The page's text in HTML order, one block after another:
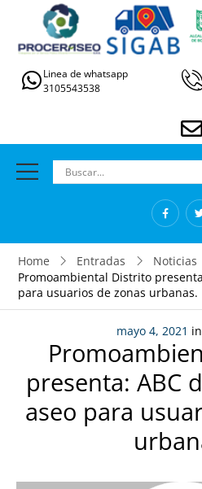
Linea de whatsapp
3105543538
Home Entradas
Noticias
Promoambiental Distrito
para usuarios de zonas urbanas.
mayo 4, 2021 in
presenta: ABC
aseo para